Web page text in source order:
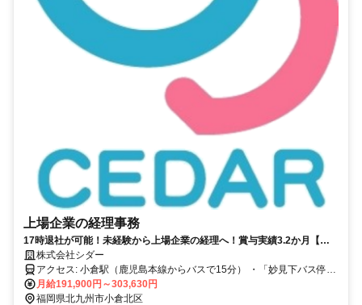
上場企業の経理事務
17時退社が可能！未経験から上場企業の経理へ！賞与実績3.2か月【ス
タンダード上場企業！】
株式会社シダー
アクセス: 小倉駅（鹿児島本線からバスで15分） ・「妙見下バス停」
より徒歩1分 ・「足立バス停」より徒歩2分 ■バス停の前の前！雨の
日も通勤便利です。 ■車・バイク通勤もOK★駐車場完備
月給191,900円～303,630円
福岡県北九州市小倉北区